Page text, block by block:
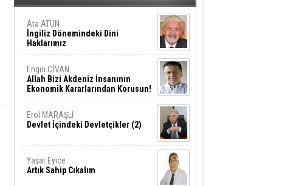
Ata ATUN
İngiliz Dönemindeki Dini
Haklarımız
Engin CİVAN
Allah Bizi Akdeniz İnsanının
Ekonomik Kararlarından Korusun!
Erol MARAŞLI
Devlet İçindeki Devletçikler (2)
Yaşar Eyice
Artık Sahip Cıkalım